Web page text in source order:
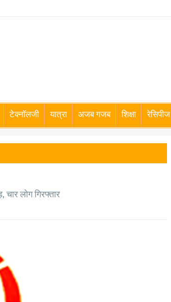
टेक्नॉलजी यात्रा अजब गजब शिक्षा रेसिपीज
चार लोग गिरफ्तार